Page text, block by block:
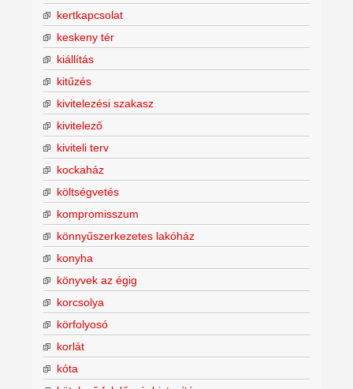
kertkapcsolat
keskeny tér
kiállítás
kitűzés
kivitelezési szakasz
kivitelező
kiviteli terv
kockaház
költségvetés
kompromisszum
könnyűszerkezetes lakóház
konyha
könyvek az égig
korcsolya
körfolyosó
korlát
kóta